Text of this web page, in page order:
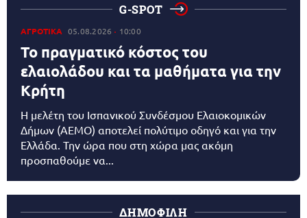
G-SPOT
ΑΓΡΟΤΙΚΑ 05.08.2026 10:00
Το πραγματικό κόστος του
ελαιολάδου και τα μαθήματα για την
Κρήτη
Η μελέτη του Ισπανικού Συνδέσμου Ελαιοκομικών
Δήμων (AEMO) αποτελεί πολύτιμο οδηγό και για την
Ελλάδα. Την ώρα που στη χώρα μας ακόμη
προσπαθούμε να...
ΔΗΜΟΦΙΛΗ